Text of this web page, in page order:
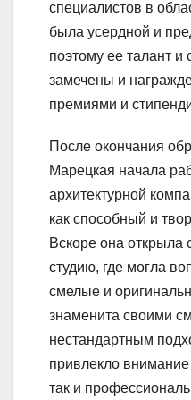
специалистов в
была усердной и
поэтому ее талант и
замечены и
премиями и
После окончания
Марецкая начала
архитектурной
как способный и
Вскоре она открыла
студию, где могла
смелые и
знаменита своими
нестандартным
привлекло
так и